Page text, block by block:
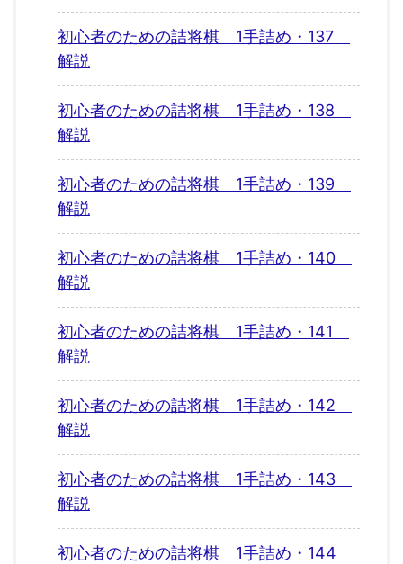
初心者のための詰将棋 1手詰め・137
解説
初心者のための詰将棋 1手詰め・138
解説
初心者のための詰将棋 1手詰め・139
解説
初心者のための詰将棋 1手詰め・140
解説
初心者のための詰将棋 1手詰め・141
解説
初心者のための詰将棋 1手詰め・142
解説
初心者のための詰将棋 1手詰め・143
解説
初心者のための詰将棋 1手詰め・144